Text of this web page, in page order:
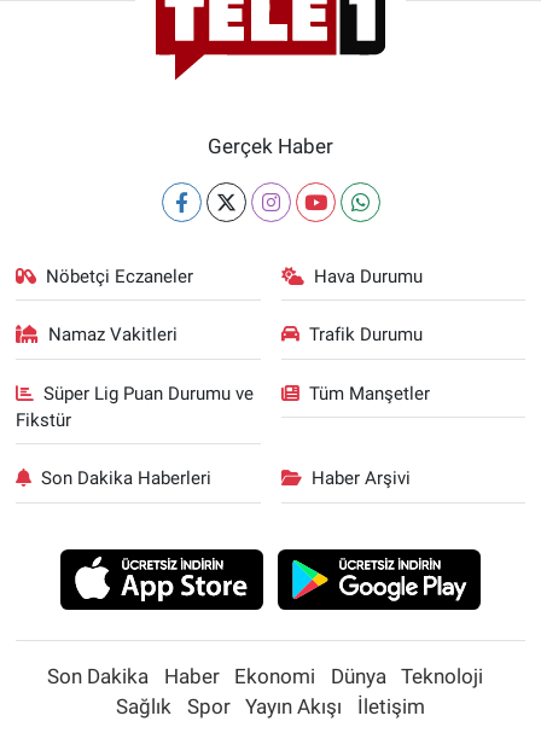
Gerçek Haber
Nöbetçi Eczaneler Hava Durumu
Namaz Vakitleri Trafik Durumu
Süper Lig Puan Durumu ve
Fikstür
Tüm Manşetler
Son Dakika Haberleri Haber Arşivi
Son Dakika Haber Ekonomi Dünya
Teknoloji
Sağlık
Spor Yayın Akışı İletişim